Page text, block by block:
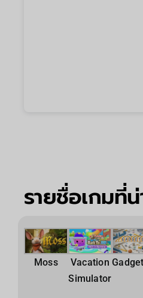
รายชื่อเกมที่
Moss
Vacation
Simulator